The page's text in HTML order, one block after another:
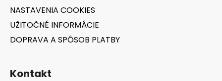
u
NASTAVENIA COOKIES
UŽITOČNÉ INFORMÁCIE
DOPRAVA A SPÔSOB PLATBY
Kontakt